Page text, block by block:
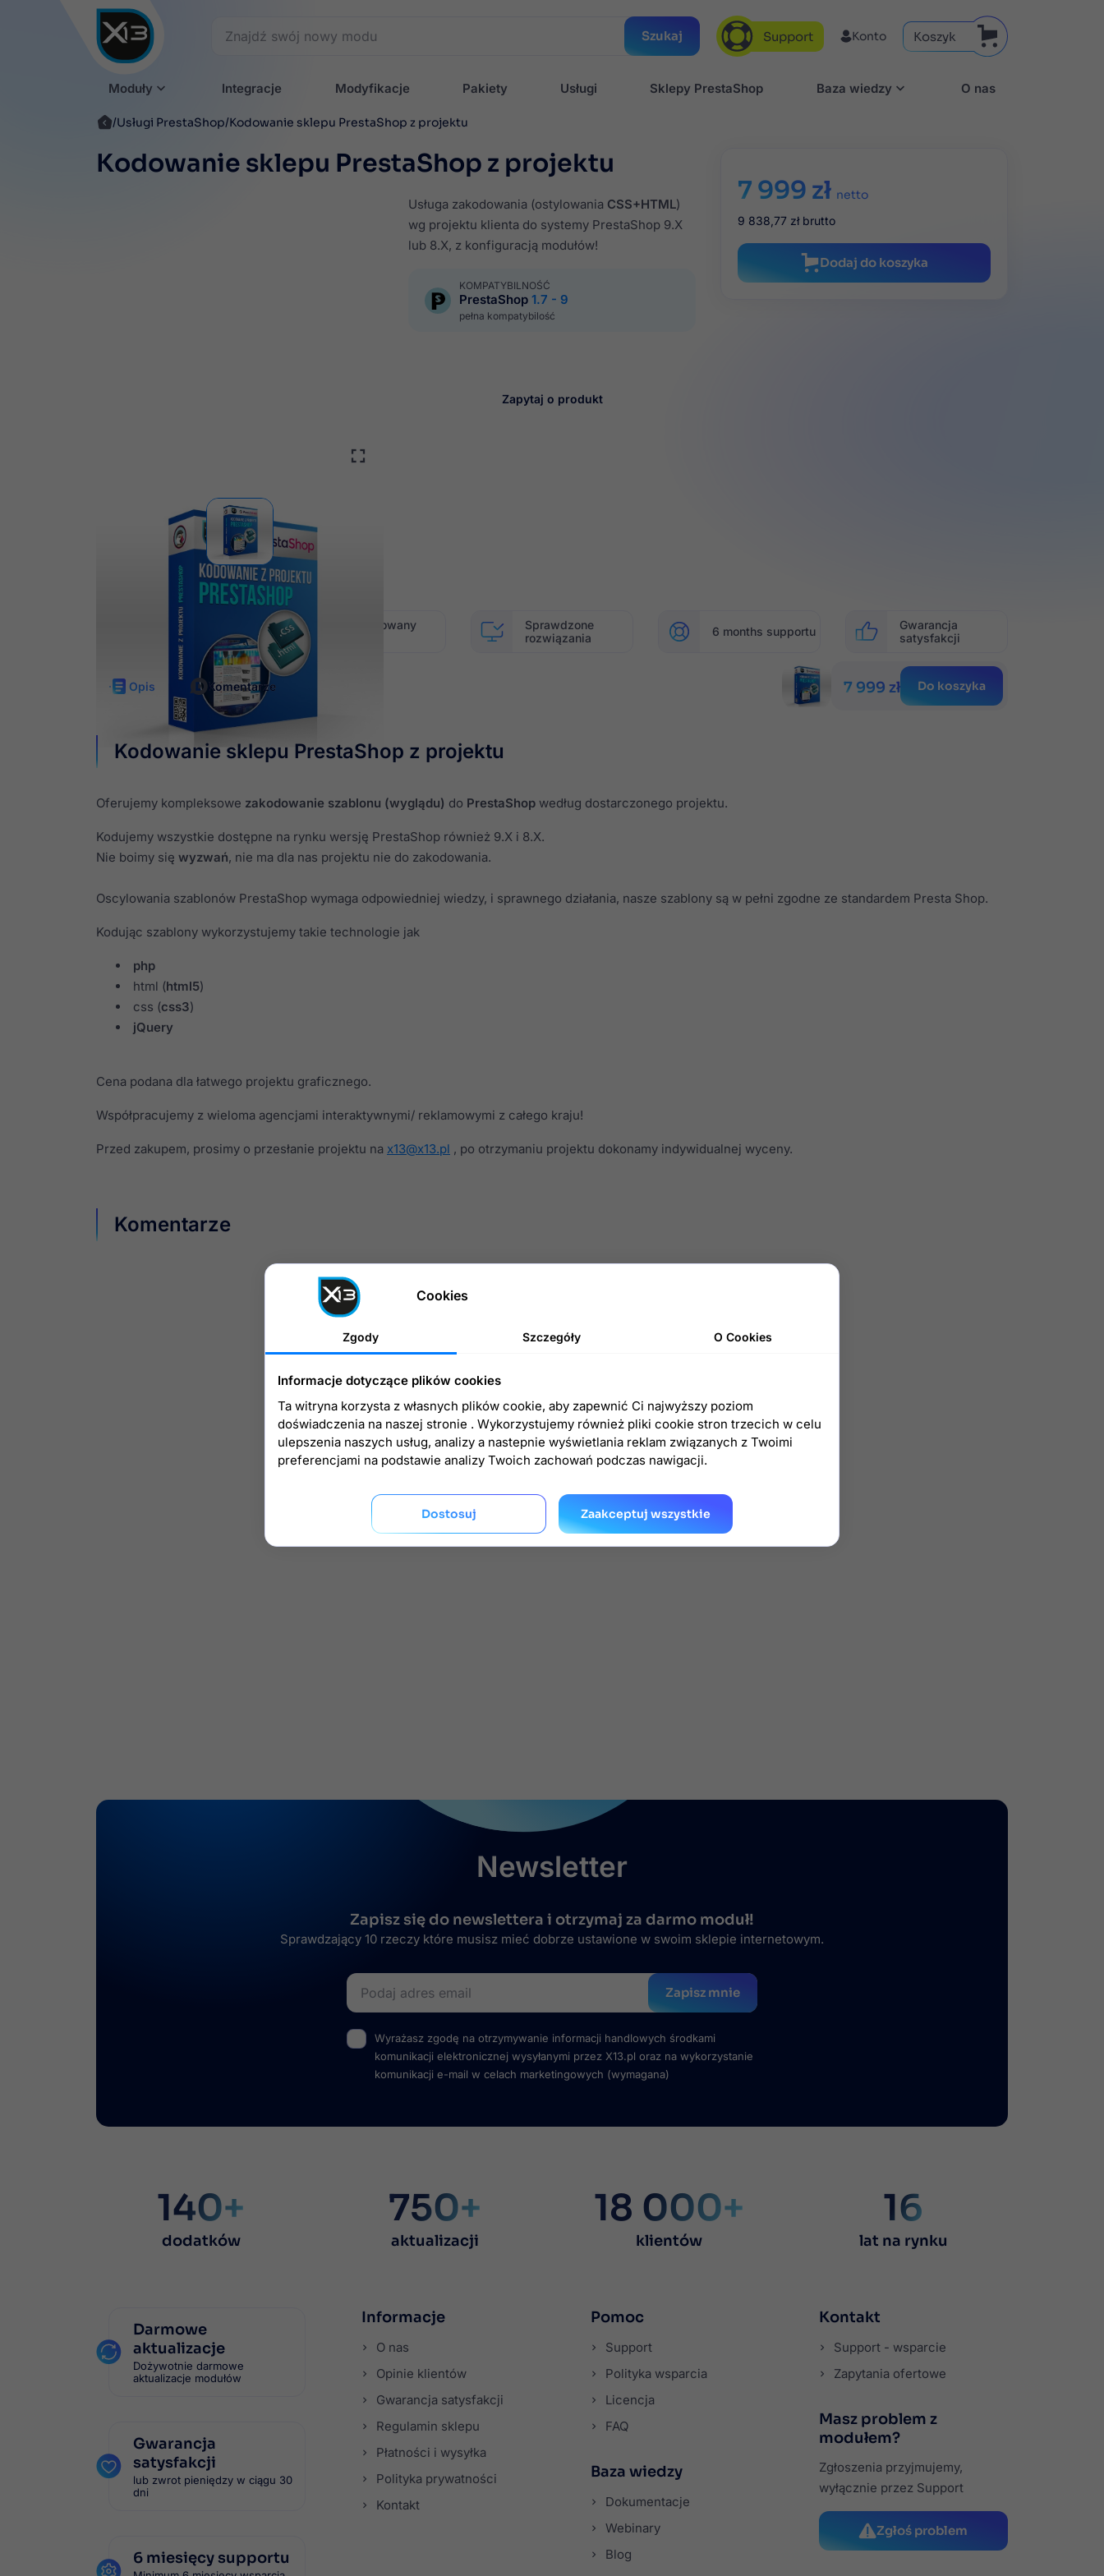
Szukaj Support Konto Koszyk
Moduły Integracje Modyfikacje Pakiety Usługi Sklepy PrestaShop Baza wiedzy O nas
Usługi PrestaShop Kodowanie sklepu PrestaShop z projektu
Kodowanie sklepu PrestaShop z projektu

Usługa zakodowania (ostylowania CSS+HTML)
wg projektu klienta do systemy PrestaShop 9.X
lub 8.X, z konfiguracją modułów!
KOMPATYBILNOŚĆ
PrestaShop 1.7 - 9
pełna kompatybilość
Zapytaj o produkt
7 999 zł netto
9 838,77 zł brutto
Dodaj do koszyka
Darmowe
aktualizacje
Nielimitowany
Sprawdzone
rozwiązania
6 months supportu
Gwarancja
satysfakcji
Opis Komentarze 7 999 zł Do koszyka
Kodowanie sklepu PrestaShop z projektu
Oferujemy kompleksowe zakodowanie szablonu (wyglądu) do PrestaShop według dostarczonego projektu.
Kodujemy wszystkie dostępne na rynku wersję PrestaShop również 9.X i 8.X.
Nie boimy się wyzwań, nie ma dla nas projektu nie do zakodowania.
Oscylowania szablonów PrestaShop wymaga odpowiedniej wiedzy, i sprawnego działania, nasze szablony są w pełni zgodne ze standardem Presta Shop.
Kodując szablony wykorzystujemy takie technologie jak
php
html (html5)
css (css3)
jQuery
Cena podana dla łatwego projektu graficznego.
Współpracujemy z wieloma agencjami interaktywnymi/ reklamowymi z całego kraju!
Przed zakupem, prosimy o przesłanie projektu na x13@x13.pl , po otrzymaniu projektu dokonamy indywidualnej wyceny.
Komentarze
Newsletter
Zapisz się do newslettera i otrzymaj za darmo moduł!
Sprawdzający 10 rzeczy które musisz mieć dobrze ustawione w swoim sklepie internetowym.
Zapisz mnie
Wyrażasz zgodę na otrzymywanie informacji handlowych środkami
komunikacji elektronicznej wysyłanymi przez X13.pl oraz na wykorzystanie
komunikacji e-mail w celach marketingowych (wymagana)
140+
dodatków
750+
aktualizacji
18 000+
klientów
16
lat na rynku
Darmowe
aktualizacje
Dożywotnie darmowe
aktualizacje modułów
Gwarancja
satysfakcji
lub zwrot pieniędzy w ciągu 30
dni
6 miesięcy supportu
Informacje
O nas
Opinie klientów
Gwarancja satysfakcji
Regulamin sklepu
Płatności i wysyłka
Polityka prywatności
Kontakt
Pomoc
Support
Polityka wsparcia
Licencja
FAQ
Baza wiedzy
Dokumentacje
Webinary
Blog
Kontakt
Support - wsparcie
Zapytania ofertowe
Masz problem z
modułem?
Zgłoszenia przyjmujemy,
wyłącznie przez Support
Zgłoś problem
Cookies
Zgody Szczegóły O Cookies
Informacje dotyczące plików cookies
Ta witryna korzysta z własnych plików cookie, aby zapewnić Ci najwyższy poziom
doświadczenia na naszej stronie . Wykorzystujemy również pliki cookie stron trzecich w celu
ulepszenia naszych usług, analizy a nastepnie wyświetlania reklam związanych z Twoimi
preferencjami na podstawie analizy Twoich zachowań podczas nawigacji.
Dostosuj Zaakceptuj wszystkie